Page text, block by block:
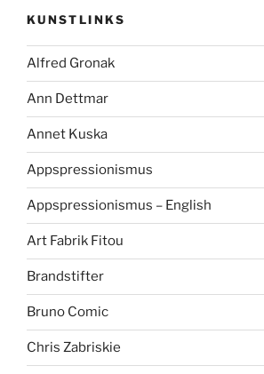
KUNSTLINKS
Alfred Gronak
Ann Dettmar
Annet Kuska
Appspressionismus
Appspressionismus – English
Art Fabrik Fitou
Brandstifter
Bruno Comic
Chris Zabriskie